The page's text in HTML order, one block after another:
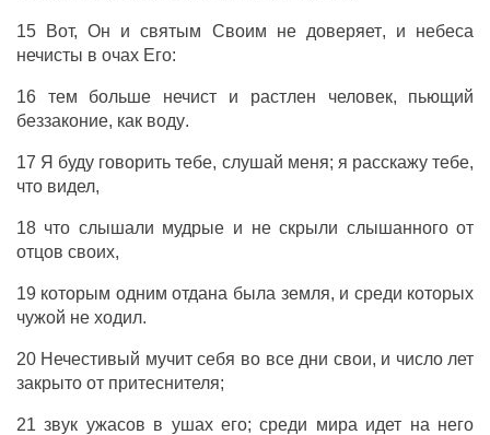
15 Вот, Он исвятым Своим не доверяет, и небеса
нечисты в очахЕго:
16 тем больше нечист и растлен человек, пьющий
беззаконие, как воду.
17 Я буду говорить тебе, слушай меня; я расскажу тебе,
что видел,
18 что слышали мудрые и нескрыли слышанного от
отцов своих,
19 которым однимотдана была земля, и среди которых
чужой не ходил.
20 Нечестивый мучитсебя во все дни свои, и число лет
закрытоот притеснителя;
21звук ужасов в ушахего; среди мира идет на него